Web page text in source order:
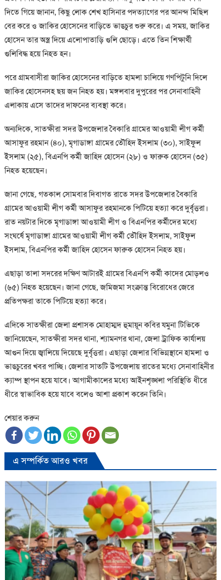
দিতে গিয়ে জানান, কিছু লোক শেখ হাসিনার পদত্যাগের পর আনন্দ মিছিল
বের করে ও জাকির হোসেনের বাড়িতে ভাঙচুর শুরু করে। এ সময়, জাকির
হোসেন তার অস্ত্র দিয়ে এলোপাতাড়ি গুলি ছোড়ে। এতে তিন শিক্ষার্থী
গুলিবিদ্ধ হয়ে নিহত হন।
পরে গ্রামবাসীরা জাকির হোসেনের বাড়িতে হামলা চালিয়ে গণপিটুনি দিলে
জাকির হোসেনসহ ছয় জন নিহত হয়। মঙ্গলবার দুপুরের পর সেনাবাহিনী
এলাকায় এসে তাদের দাফনের ব্যবস্থা করে।
অন্যদিকে, সাতক্ষীরা সদর উপজেলার বৈকারি গ্রামের আওয়ামী লীগ কর্মী
আসাফুর রহমান (৪০), মৃগাডাঙ্গা গ্রামের তৌহিদ ইসলাম (৩০), সাইফুল
ইসলাম (২৫), বিএনপি কর্মী জাহিদ হোসেন (২৮) ও ফারুক হোসেন (৩৫)
নিহত হয়েছেন।
জানা গেছে, গতকাল সোমবার দিবাগত রাতে সদর উপজেলার বৈকারি
গ্রামের আওয়ামী লীগ কর্মী আসাফুর রহমানকে পিটিয়ে হত্যা করে দুর্বৃত্তরা।
রাত নয়টার দিকে মৃগাডাঙ্গা আওয়ামী লীগ ও বিএনপির কর্মীদের মধ্যে
সংঘর্ষে মৃগাডাঙ্গা গ্রামের আওয়ামী লীগ কর্মী তৌহিদ ইসলাম, সাইফুল
ইসলাম, বিএনপির কর্মী জাহিদ হোসেন ফারুক হোসেন নিহত হয়।
এছাড়া তালা সদরের দক্ষিণ আটারই গ্রামের বিএনপি কর্মী কাদের মোড়লও
(৬৫) নিহত হয়েছেন। জানা গেছে, জমিজমা সংক্রান্ত বিরোধের জেরে
প্রতিপক্ষরা তাকে পিটিয়ে হত্যা করে।
এদিকে সাতক্ষীরা জেলা প্রশাসক মোহাম্মদ হুমায়ূন কবির যমুনা টিভিকে
জানিয়েছেন, সাতক্ষীরা সদর থানা, শ্যামনগর থানা, জেলা ট্রাফিক কার্যালয়
আগুন দিয়ে জ্বালিয়ে দিয়েছে দুর্বৃত্তরা। এছাড়া জেলার বিভিন্নস্থানে হামলা ও
ভাঙচুরের খবর পাচ্ছি। জেলার সাতটি উপজেলায় রাতের মধ্যে সেনাবাহিনীর
ক্যাম্প স্থাপন হয়ে যাবে। আগামীকালের মধ্যে আইনশৃঙ্খলা পরিস্থিতি ধীরে
ধীরে স্বাভাবিক হয়ে যাবে বলেও আশা প্রকাশ করেন তিনি।
শেয়ার করুন
এ সম্পর্কিত আরও খবর